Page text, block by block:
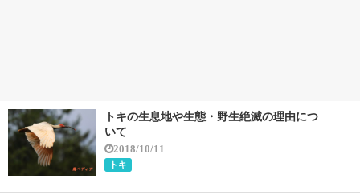
トキの生息地や生態・野生絶滅の理由につ
いて
2018/10/11
トキ